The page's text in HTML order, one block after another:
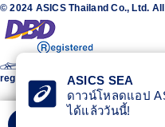
© 2024 ASICS Thailand Co., Ltd.
The stripe design featured
registered trademark of ASICS
ASICS SEA
ดาวน์โหลดแอป
ได้แล้ววันนี้!